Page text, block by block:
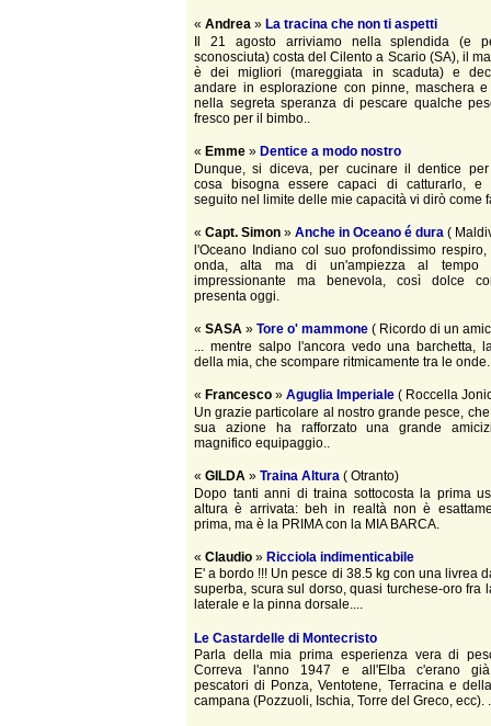
« Andrea » La tracina che non ti aspetti
Il 21 agosto arriviamo nella splendida (e
sconosciuta) costa del Cilento a Scario (SA), il
è dei migliori (mareggiata in scaduta) e
andare in esplorazione con pinne, maschera e
nella segreta speranza di pescare qualche
fresco per il bimbo..
« Emme » Dentice a modo nostro
Dunque, si diceva, per cucinare il dentice
cosa bisogna essere capaci di catturarlo, e
seguito nel limite delle mie capacità vi dirò come
« Capt. Simon » Anche in Oceano é dura (
l'Oceano Indiano col suo profondissimo
onda, alta ma di un'ampiezza al tempo
impressionante ma benevola, così dolce
presenta oggi.
« SASA » Tore o' mammone ( Ricordo di un
... mentre salpo l'ancora vedo una barchetta,
della mia, che scompare ritmicamente tra le onde.
« Francesco » Aguglia Imperiale ( Roccella
Un grazie particolare al nostro grande pesce,
sua azione ha rafforzato una grande
magnifico equipaggio..
« GILDA » Traina Altura ( Otranto)
Dopo tanti anni di traina sottocosta la prima
altura è arrivata: beh in realtà non è
prima, ma è la PRIMA con la MIA BARCA.
« Claudio » Ricciola indimenticabile
E' a bordo !!! Un pesce di 38.5 kg con una livrea
superba, scura sul dorso, quasi turchese-oro fra
laterale e la pinna dorsale....
Le Castardelle di Montecristo
Parla della mia prima esperienza vera di
Correva l'anno 1947 e all'Elba c'erano
pescatori di Ponza, Ventotene, Terracina e
campana (Pozzuoli, Ischia, Torre del Greco, ecc). .